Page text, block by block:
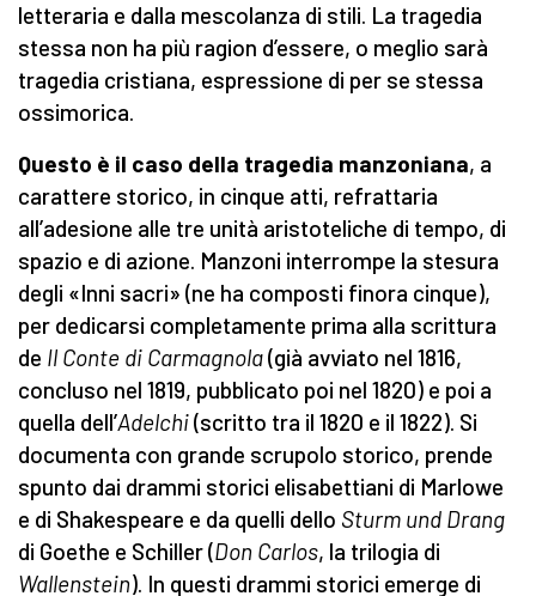
letteraria e dalla mescolanza di stili. La tragedia
stessa non ha più ragion d’essere, o meglio sarà
tragedia cristiana, espressione di per se stessa
ossimorica.
Questo è il caso della tragedia manzoniana, a
carattere storico, in cinque atti, refrattaria
all’adesione alle tre unità aristoteliche di tempo, di
spazio e di azione. Manzoni interrompe la stesura
degli «Inni sacri» (ne ha composti finora cinque),
per dedicarsi completamente prima alla scrittura
de Il Conte di Carmagnola(già avviato nel 1816,
concluso nel 1819, pubblicato poi nel 1820) e poi a
quella dell’Adelchi(scritto tra il 1820 e il 1822). Si
documenta con grande scrupolo storico, prende
spunto dai drammi storici elisabettiani di Marlowe
e di Shakespeare e da quelli dello Sturm und Drang
di Goethe e Schiller (Don Carlos, la trilogia di
Wallenstein). In questi drammi storici emerge di